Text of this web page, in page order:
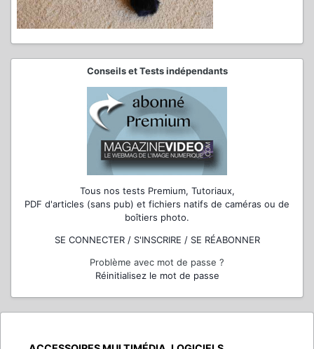
Conseils et Tests indépendants
Tous nos tests Premium, Tutoriaux,
PDF d'articles (sans pub) et fichiers natifs de caméras ou de
boîtiers photo.
SE CONNECTER / S'INSCRIRE / SE RÉABONNER
Problème avec mot de passe ?
Réinitialisez le mot de passe